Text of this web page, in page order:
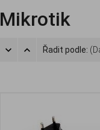
Mikrotik
Řadit podle: